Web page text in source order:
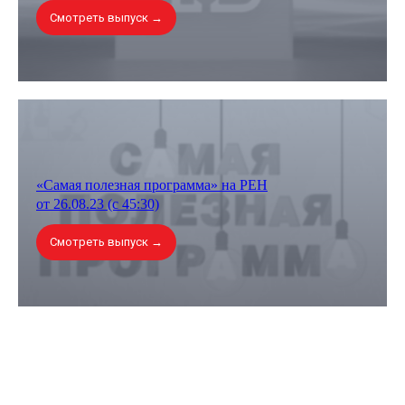
Смотреть выпуск →
«Самая полезная программа» на РЕН
от 26.08.23 (с 45:30)
Смотреть выпуск →
35,6%
Мальчики
63%
обучались на онлайн-
69%
выбрали программы
КАКИЕ КУРСЫ
ВЫБИРАЛИ